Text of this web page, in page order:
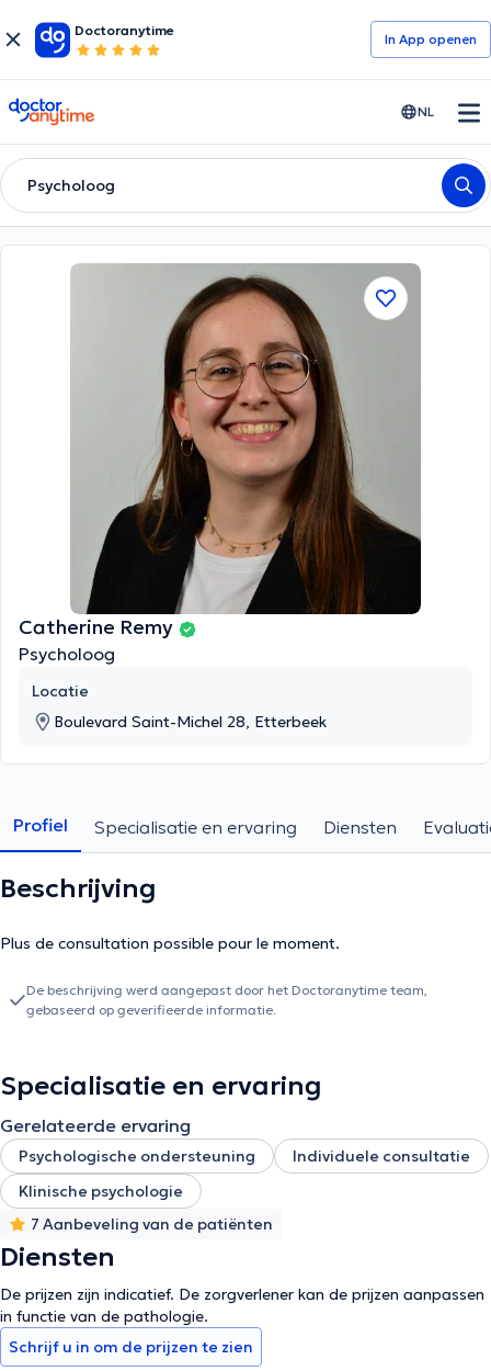
Doctoranytime
In App openen
doctoranytime NL
Psycholoog
Catherine Remy
Psycholoog
Locatie
Boulevard Saint-Michel 28, Etterbeek
Profiel Specialisatie en ervaring Diensten
Beschrijving
Plus de consultation possible pour le moment.
De beschrijving werd aangepast door het Doctoranytime team,
gebaseerd op geverifieerde informatie.
Specialisatie en ervaring
Gerelateerde ervaring
Psychologische ondersteuning
Individuele consultatie
Klinische psychologie
7 Aanbeveling van de patiënten
Diensten
De prijzen zijn indicatief. De zorgverlener kan de prijzen aanpassen
in functie van de pathologie.
Schrijf u in om de prijzen te zien